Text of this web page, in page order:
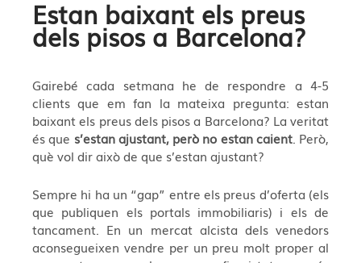
Estan baixant els preus
dels pisos a Barcelona?
Gairebé cada setmana he de respondre a 4-5
clients que em fan la mateixa pregunta: estan
baixant els preus dels pisos a Barcelona? La veritat
és que s’estan ajustant, però no estan caient. Però,
què vol dir això de que s’estan ajustant?
Sempre hi ha un “gap” entre els preus d’oferta (els
que publiquen els portals immobiliaris) i els de
tancament. En un mercat alcista dels venedors
aconsegueixen vendre per un preu molt proper al